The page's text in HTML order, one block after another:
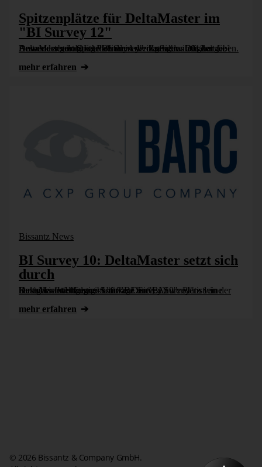
Spitzenplätze für DeltaMaster im
"BI Survey 12"
DeltaMaster ist Spitzenreiter in der Zufriedenheit der Anwender von OLAP-Analysewerkzeugen. Das hat die Anwenderbefragung "BI Survey" des Jahres 2012 ergeben. Besonders gelobt werden die Arbeits­ge­schwin­dig­keit [...]
mehr erfahren
Bissantz News
BI Survey 10: DeltaMaster setzt sich
durch
DeltaMaster erfolgreich im "BI Survey 10": Platz 1 in der Kategorie Wettbewerbsstärke. Der "BI Survey" ist eine herstellerunabhängige Umfrage unter Anwendern von Business-Intelligence-Software. Sie [...]
mehr erfahren
© 2026 Bissantz & Company GmbH.